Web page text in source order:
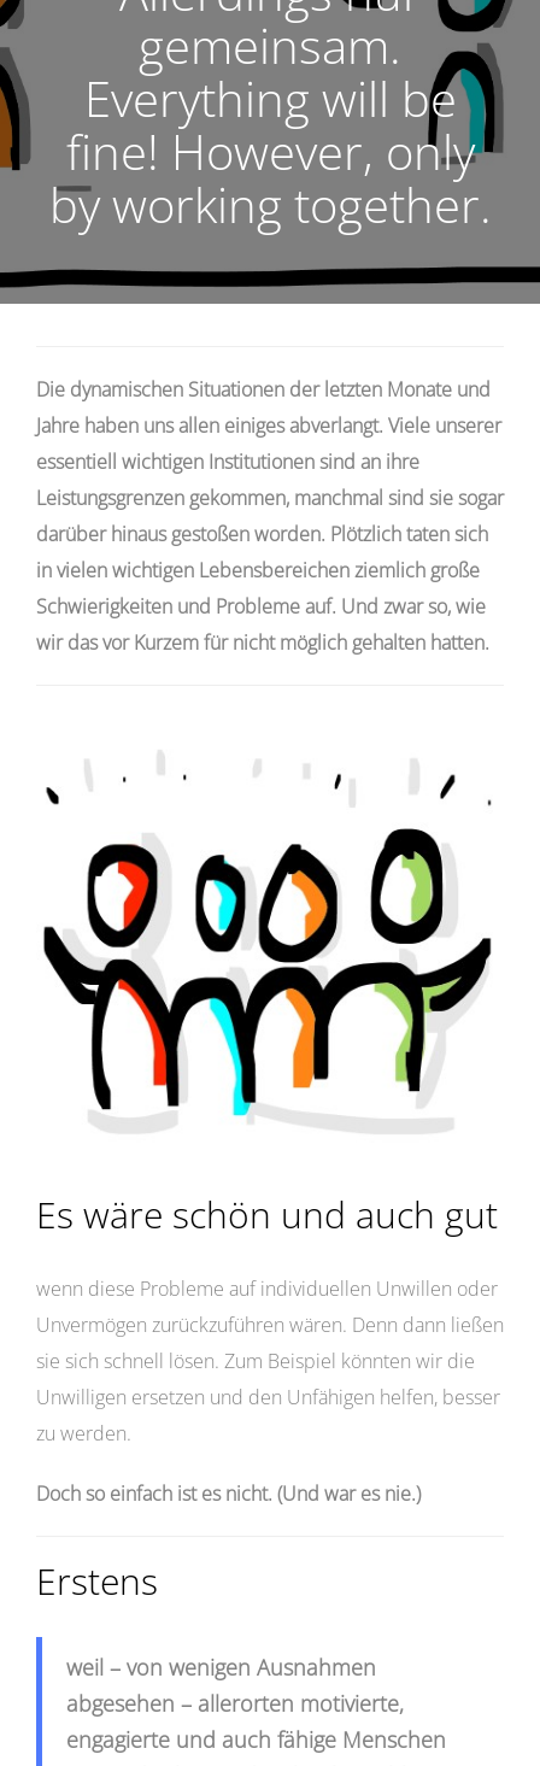
gemeinsam.
Everything will be
fine! However, only
by working together.
Die dynamischen Situationen derletzten Monate und
Jahre haben uns allen einiges abverlangt. Viele unserer
essentiell wichtigen Institutionen sind an ihre
Leistungsgrenzen gekommen, manchmal sind sie sogar
darüber hinaus gestoßen worden. Plötzlich taten sich
in vielen wichtigen Lebensbereichen ziemlich große
Schwierigkeiten und Probleme auf. Und zwar so, wie
wir das vor Kurzem für nicht möglich gehalten hatten.
Es wäre schön und auch gut
wenn diese Probleme auf individuellen Unwillen oder
Unvermögen zurückzuführen wären. Denn dann ließen
sie sich schnell lösen. Zum Beispiel könnten wir die
Unwilligen ersetzen und den Unfähigen helfen, besser
zu werden.
Doch so einfach ist es nicht. (Und war es nie.)
Erstens
weil – von wenigen Ausnahmen
abgesehen – allerorten motivierte,
engagierte und auch fähige Menschen